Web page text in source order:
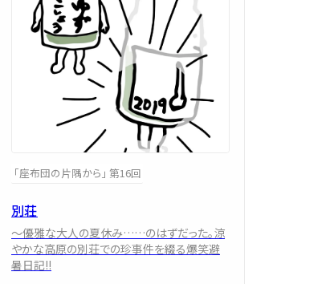
「座布団の片隅から」 第16回
別荘
～優雅な大人の夏休み……のはずだった。涼
やかな高原の別荘での珍事件を綴る爆笑避
暑日記!!